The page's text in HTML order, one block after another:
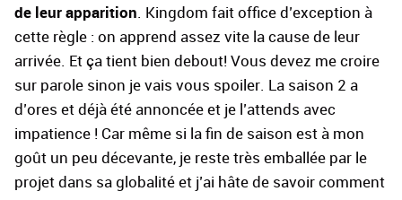
de leur apparition . Kingdom fait office d’exception à
cette règle : on apprend assez vite la cause de leur
arrivée. Et ça tient bien debout! Vous devez me croire
sur parole sinon je vais vous spoiler. La saison 2 a
d’ores et déjà été annoncée et je l’attends avec
impatience ! Car même si la fin de saison est à mon
goût un peu décevante, je reste très emballée par le
projet dans sa globalité et j’ai hâte de savoir comment